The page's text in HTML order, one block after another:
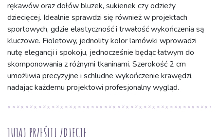
rękawów oraz dołów bluzek, sukienek czy odzieży
dziecięcej. Idealnie sprawdzi się również w projektach
sportowych, gdzie elastyczność i trwałość wykończenia są
kluczowe. Fioletowy, jednolity kolor lamówki wprowadzi
nutę elegancji i spokoju, jednocześnie będąc łatwym do
skomponowania z różnymi tkaninami. Szerokość 2 cm
umożliwia precyzyjne i schludne wykończenie krawędzi,
nadając każdemu projektowi profesjonalny wygląd.
TUTAJ PRZEŚLIJ ZDJĘCIE